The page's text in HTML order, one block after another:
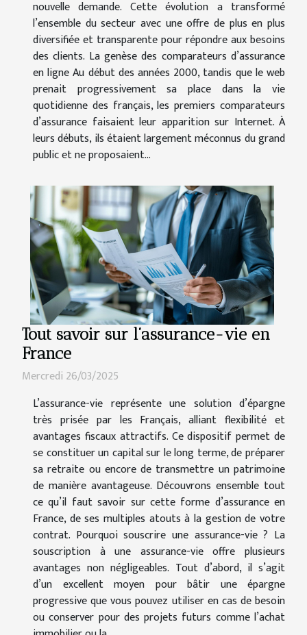
nouvelle demande. Cette évolution a transformé
l’ensemble du secteur avec une offre de plus en plus
diversifiée et transparente pour répondre aux besoins
des clients. La genèse des comparateurs d’assurance
en ligne Au début des années 2000, tandis que le web
prenait progressivement sa place dans la vie
quotidienne des français, les premiers comparateurs
d’assurance faisaient leur apparition sur Internet. À
leurs débuts, ils étaient largement méconnus du grand
public et ne proposaient...
Tout savoir sur l’assurance-vie en
France
Mercredi 26/03/2025
L’assurance-vie représente une solution d’épargne
très prisée par les Français, alliant flexibilité et
avantages fiscaux attractifs. Ce dispositif permet de
se constituer un capital sur le long terme, de préparer
sa retraite ou encore de transmettre un patrimoine
de manière avantageuse. Découvrons ensemble tout
ce qu’il faut savoir sur cette forme d’assurance en
France, de ses multiples atouts à la gestion de votre
contrat. Pourquoi souscrire une assurance-vie ? La
souscription à une assurance-vie offre plusieurs
avantages non négligeables. Tout d’abord, il s’agit
d’un excellent moyen pour bâtir une épargne
progressive que vous pouvez utiliser en cas de besoin
ou conserver pour des projets futurs comme l’achat